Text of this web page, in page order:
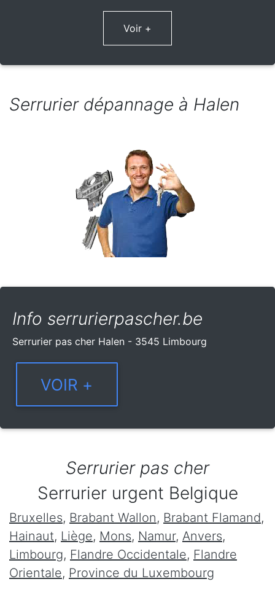
Voir +
Serrurier dépannage à Halen
Info serrurierpascher.be
Serrurier pas cher Halen - 3545 Limbourg
Serrurier pas cher
Serrurier urgent Belgique
Bruxelles, Brabant Wallon, Brabant Flamand,
Hainaut, Liège, Mons, Namur, Anvers,
Limbourg, Flandre Occidentale, Flandre
Orientale, Province du Luxembourg